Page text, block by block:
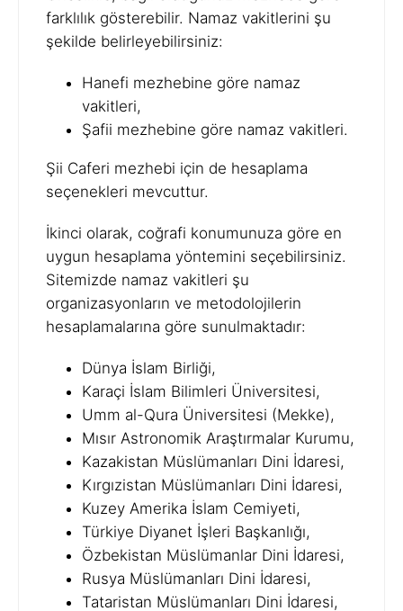
farklılık gösterebilir. Namaz vakitlerini şu
şekilde belirleyebilirsiniz:
Hanefi mezhebine göre namaz
vakitleri,
Şafii mezhebine göre namaz vakitleri.
Şii Caferi mezhebi için de hesaplama
seçenekleri mevcuttur.
İkinci olarak, coğrafi konumunuza göre en
uygun hesaplama yöntemini seçebilirsiniz.
Sitemizde namaz vakitleri şu
organizasyonların ve metodolojilerin
hesaplamalarına göre sunulmaktadır:
Dünya İslam Birliği,
Karaçi İslam Bilimleri Üniversitesi,
Umm al-Qura Üniversitesi (Mekke),
Mısır Astronomik Araştırmalar Kurumu,
Kazakistan Müslümanları Dini İdaresi,
Kırgızistan Müslümanları Dini İdaresi,
Kuzey Amerika İslam Cemiyeti,
Türkiye Diyanet İşleri Başkanlığı,
Özbekistan Müslümanlar Dini İdaresi,
Rusya Müslümanları Dini İdaresi,
Tataristan Müslümanları Dini İdaresi,